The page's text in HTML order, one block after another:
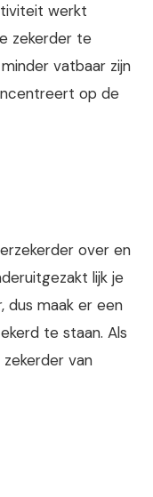
werkt
zekerder te
vatbaar zijn
op de
over en
lijk je
dus maak er een
te staan. Als
van